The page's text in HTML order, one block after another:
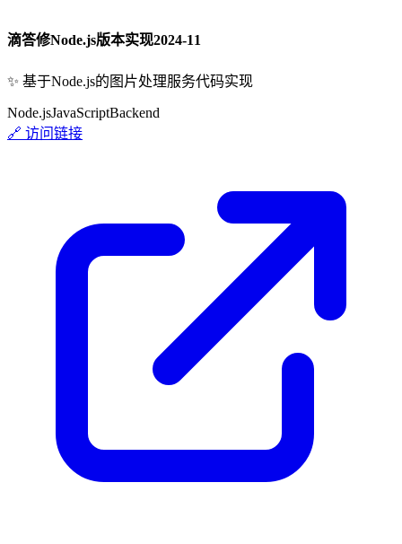
滴答修Node.js版本实现2024-11
✨ 基于Node.js的图片处理服务代码实现
Node.jsJavaScriptBackend
🔗 访问链接